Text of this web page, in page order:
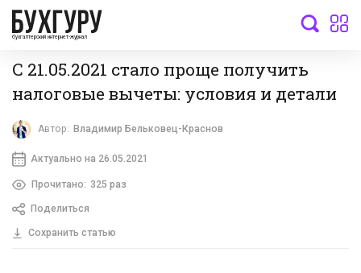
бухгалтерский интернет-журнал
С 21.05.2021 стало проще получить
налоговые вычеты: условия и детали
Автор: Владимир Бельковец-Краснов
Актуально на 26.05.2021
Прочитано: 325 раз
Поделиться
Сохранить статью